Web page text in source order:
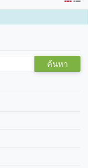
ค้นหา